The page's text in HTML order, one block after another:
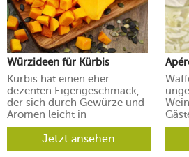
Würzideen für Kürbis
Kürbis hat einen eher
dezenten Eigengeschmack,
der sich durch Gewürze und
Aromen leicht in
verschiedene Richtungen
lenken lässt.Jetzt ansehen